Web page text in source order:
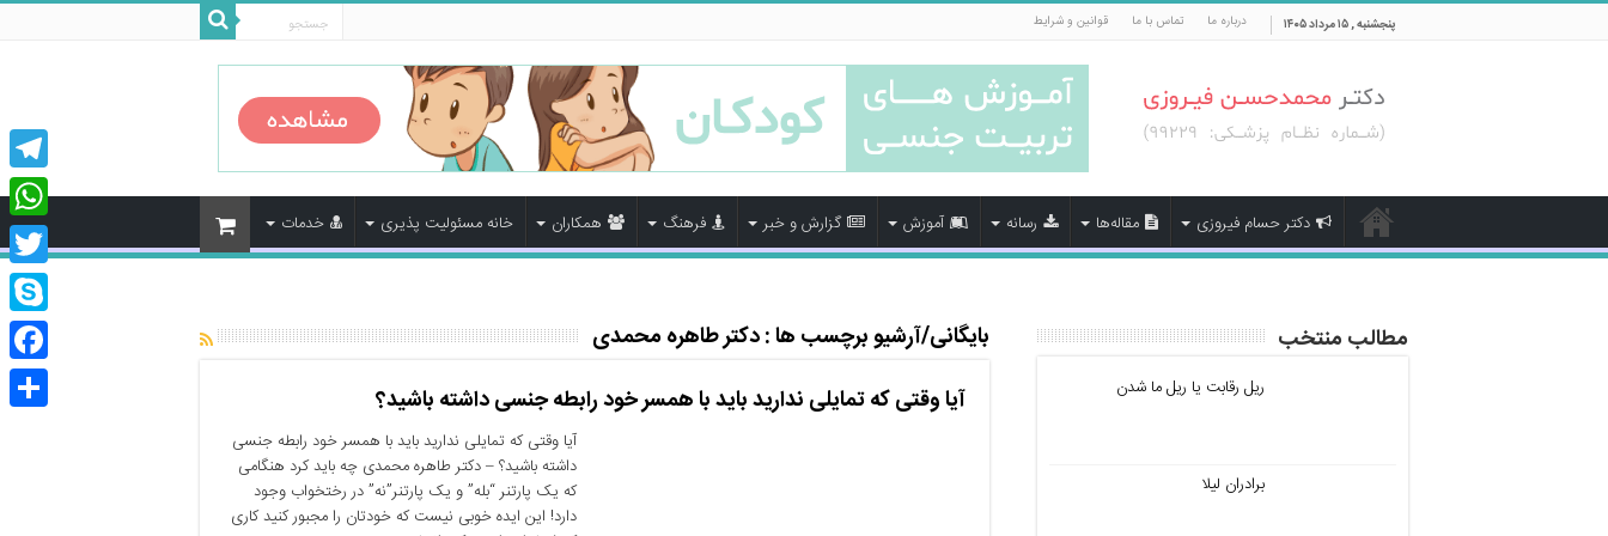
پنجشنبه , ۱۵ مرداد ۱۴۰۵ درباره ما تماس با ما قوانین و شرایط
دکتر حسام فیروزی مقاله‌ها رسانه آموزش گزارش و خبر فرهنگ همکاران خانه مسئولیت پذیری خدمات
بایگانی/آرشیو برچسب ها :دکتر طاهره محمدی
آیا وقتی که تمایلی ندارید باید با همسر خود رابطه جنسی داشته باشید؟
آیا وقتی که تمایلی ندارید باید با همسر خود رابطه جنسی
داشته باشید؟ – دکتر طاهره محمدی چه باید کرد هنگامی
که یک پارتنر “بله” و یک پارتنر”نه” در رختخواب وجود
دارد! این ایده خوبی نیست که خودتان را مجبور کنید کاری
مطالب منتخب
ریل رقابت یا ریل ما شدن
برادران لیلا
Skype